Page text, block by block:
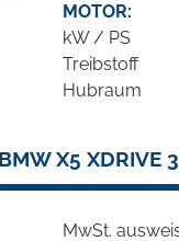
MOTOR:
kW / PS
Treibstoff
Hubraum
BMW X5 XDRIVE
MwSt.